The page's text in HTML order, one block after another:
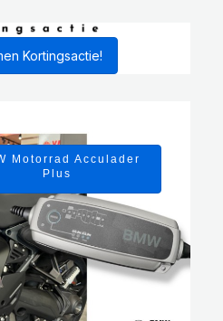
Kortingsactie!
Motorrad Acculader
Plus